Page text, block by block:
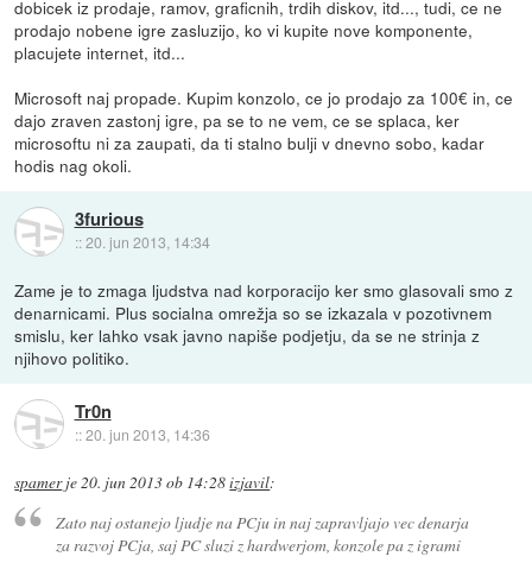
dobicek iz prodaje, ramov, graficnih, trdih diskov, itd..., tudi, ce ne
prodajo nobene igre zasluzijo, ko vi kupite nove komponente,
placujete internet, itd...
Microsoft naj propade. Kupim konzolo, ce jo prodajo za 100€ in, ce
dajo zraven zastonj igre, pa se to ne vem, ce se splaca, ker
microsoftu ni za zaupati, da ti stalno bulji v dnevno sobo, kadar
hodis nag okoli.
3furious
::20. jun 2013, 14:34
Zame je to zmaga ljudstva nad korporacijo ker smo glasovali smo z
denarnicami. Plus socialna omrežja so se izkazala v pozotivnem
smislu, ker lahko vsak javno napiše podjetju, da se ne strinja z
njihovo politiko.
Tr0n
::20. jun 2013, 14:36
spamerje20. jun 2013 ob 14:28izjavil:
Zato naj ostanejo ljudje na PCju in naj zapravljajo vec denarja
za razvoj PCja, saj PC sluzi z hardwerjom, konzole pa z igrami